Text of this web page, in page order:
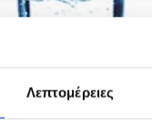
Λεπτομέρειες